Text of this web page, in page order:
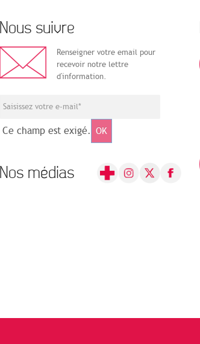
Nous suivre
Renseigner votre email pour
recevoir notre lettre
d'information.
Ce champ est exigé. OK
Nos médias